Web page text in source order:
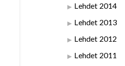
Lehdet 2014
Lehdet 2013
Lehdet 2012
Lehdet 2011